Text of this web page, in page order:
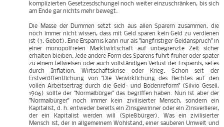
komplizierten Gesetzesdschungel noch weiter einzuschränken, bis sich
am Ende gar nichts mehr bewegt.
Die Masse der Dummen setzt sich aus allen Sparern zusammen, die
noch immer nicht wissen, dass mit Geld sparen kein Geld zu verdienen
ist (3. Gebot). Eine Ersparnis kann nur als "langfristiger Geldanspruch" in
einer monopolfreien Marktwirtschaft auf unbegrenzte Zeit sicher
erhalten bleiben. Jede andere Form des Sparens führt früher oder später
zu einem teilweisen oder auch vollständigen Verlust der Ersparnis, sei es
durch Inflation, Wirtschaftskrise oder Krieg. Schon seit der
Erstveröffentlichung von "Die Verwirklichung des Rechtes auf den
vollen Arbeitsertrag durch die Geld- und Bodenreform" (Silvio Gesell,
1906) sollte der "Normalbürger" das begriffen haben. Nun ist aber der
"Normalbürger" noch immer kein zivilisierter Mensch, sondern ein
Kapitalist, d. h. entweder bereits ein Zinsgewinner oder ein Zinsverlierer,
der ein Kapitalist werden will (Spießbürger). Was ein zivilisierter
Mensch ist, der in allgemeinem Wohlstand, einer sauberen Umwelt und